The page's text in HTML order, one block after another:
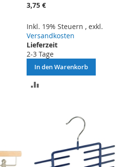
3,75 €
Inkl. 19% Steuern ,exkl.
Versandkosten
Lieferzeit
2-3 Tage
In den Warenkorb
HINZUFÜGEN